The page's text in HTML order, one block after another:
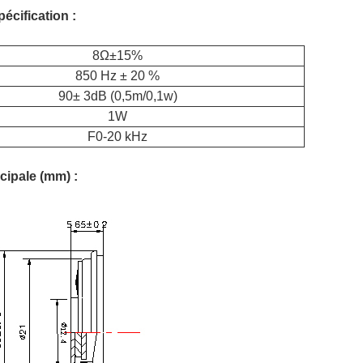
:
8Ω±15%
850 Hz ± 20 %
90± 3dB (0,5m/0,1w)
1W
F0-20 kHz
(mm) :